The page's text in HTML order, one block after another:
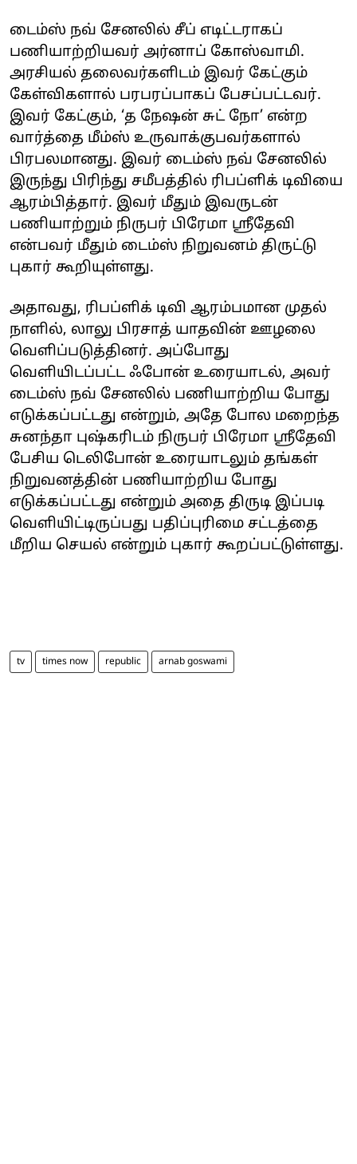
டைம்ஸ் நவ் சேனலில் சீப் எடிட்டராகப்
பணியாற்றியவர் அர்னாப் கோஸ்வாமி.
அரசியல் தலைவர்களிடம் இவர் கேட்கும்
கேள்விகளால் பரபரப்பாகப் பேசப்பட்டவர்.
இவர் கேட்கும், ‘த நேஷன் சுட் நோ’ என்ற
வார்த்தை மீம்ஸ் உருவாக்குபவர்களால்
பிரபலமானது. இவர் டைம்ஸ் நவ் சேனலில்
இருந்து பிரிந்து சமீபத்தில் ரிபப்ளிக் டிவியை
ஆரம்பித்தார். இவர் மீதும் இவருடன்
பணியாற்றும் நிருபர் பிரேமா ஸ்ரீதேவி
என்பவர் மீதும் டைம்ஸ் நிறுவனம் திருட்டு
புகார் கூறியுள்ளது.
அதாவது, ரிபப்ளிக் டிவி ஆரம்பமான முதல்
நாளில், லாலு பிரசாத் யாதவின் ஊழலை
வெளிப்படுத்தினர். அப்போது
வெளியிடப்பட்ட ஃபோன் உரையாடல், அவர்
டைம்ஸ் நவ் சேனலில் பணியாற்றிய போது
எடுக்கப்பட்டது என்றும், அதே போல மறைந்த
சுனந்தா புஷ்கரிடம் நிருபர் பிரேமா ஸ்ரீதேவி
பேசிய டெலிபோன் உரையாடலும் தங்கள்
நிறுவனத்தின் பணியாற்றிய போது
எடுக்கப்பட்டது என்றும் அதை திருடி இப்படி
வெளியிட்டிருப்பது பதிப்புரிமை சட்டத்தை
மீறிய செயல் என்றும் புகார் கூறப்பட்டுள்ளது.
tv times now republic arnab goswami